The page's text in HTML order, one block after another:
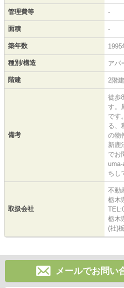
管理費等 -
面積 -
築年数
種別/構造 アパ
階建 2階建
備考
徒歩
す。
です
る、
の物
新鹿
でお
ちし
取扱会社
不動
栃木
栃木
(社)
メールでお問い